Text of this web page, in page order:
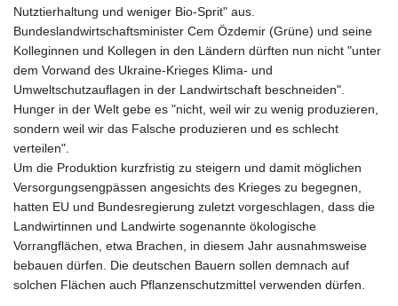
Nutztierhaltung und weniger Bio-Sprit" aus.
Bundeslandwirtschaftsminister Cem Özdemir (Grüne) und seine
Kolleginnen und Kollegen in den Ländern dürften nun nicht "unter
dem Vorwand des Ukraine-Krieges Klima- und
Umweltschutzauflagen in der Landwirtschaft beschneiden".
Hunger in der Welt gebe es "nicht, weil wir zu wenig produzieren,
sondern weil wir das Falsche produzieren und es schlecht
verteilen".
Um die Produktion kurzfristig zu steigern und damit möglichen
Versorgungsengpässen angesichts des Krieges zu begegnen,
hatten EU und Bundesregierung zuletzt vorgeschlagen, dass die
Landwirtinnen und Landwirte sogenannte ökologische
Vorrangflächen, etwa Brachen, in diesem Jahr ausnahmsweise
bebauen dürfen. Die deutschen Bauern sollen demnach auf
solchen Flächen auch Pflanzenschutzmittel verwenden dürfen.